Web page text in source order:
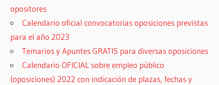
opositores
Calendario oficial convocatorias oposiciones previstas
para el año 2023
Temarios y Apuntes GRATIS para diversas oposiciones
Calendario OFICIAL sobre empleo público
(oposiciones) 2022 con indicación de plazas, fechas y